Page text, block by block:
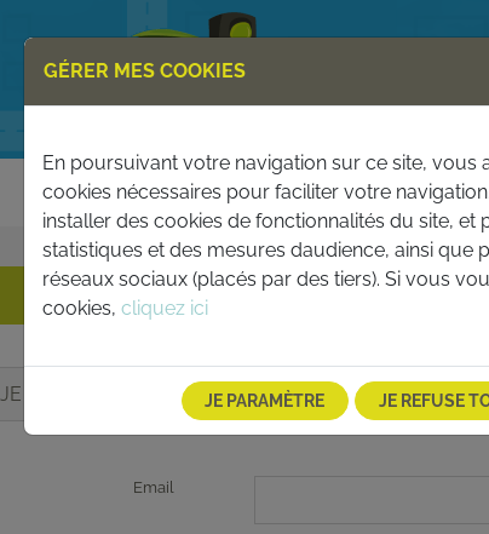
PERMIS
ESPACE
JE CRÉE MON COMPTE
Email
GÉRER MES COOKIES
En poursuivant votre navigation sur ce site, vous
cookies nécessaires pour faciliter votre
installer des cookies de fonctionnalités du site, et
statistiques et des mesures daudience, ainsi que
réseaux sociaux (placés par des tiers). Si vous
cookies, cliquez ici
JE PARAMÈTRE JE REFUSE